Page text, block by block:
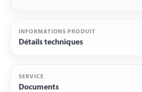
INFORMATIONS PRODUIT
Détails techniques
SERVICE
Documents